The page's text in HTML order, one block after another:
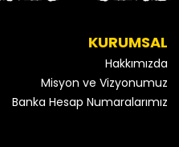
KURUMSAL
Hakkımızda
Misyon ve Vizyonumuz
Banka Hesap Numaralarımız